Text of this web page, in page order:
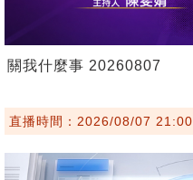
關我什麼事 20260807
直播時間：2026/08/07 21:00